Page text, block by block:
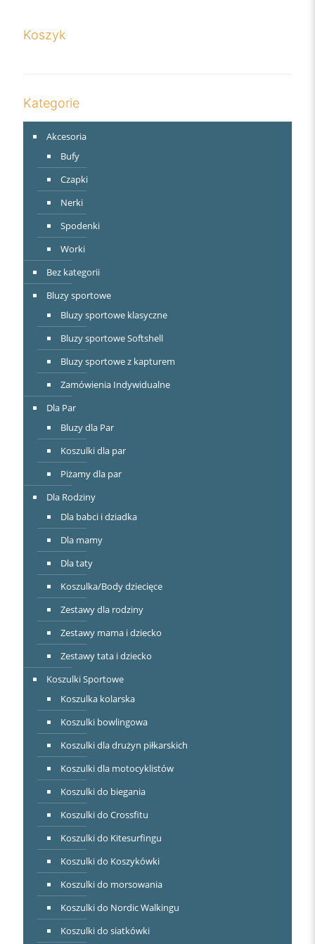
Koszyk
Kategorie
Akcesoria
Bufy
Czapki
Nerki
Spodenki
Worki
Bez kategorii
Bluzy sportowe
Bluzy sportowe klasyczne
Bluzy sportowe Softshell
Bluzy sportowe z kapturem
Zamówienia Indywidualne
Dla Par
Bluzy dla Par
Koszulki dla par
Piżamy dla par
Dla Rodziny
Dla babci i dziadka
Dla mamy
Dla taty
Koszulka/Body dziecięce
Zestawy dla rodziny
Zestawy mama i dziecko
Zestawy tata i dziecko
Koszulki Sportowe
Koszulka kolarska
Koszulki bowlingowa
Koszulki dla drużyn piłkarskich
Koszulki dla motocyklistów
Koszulki do biegania
Koszulki do Crossfitu
Koszulki do Kitesurfingu
Koszulki do Koszykówki
Koszulki do morsowania
Koszulki do Nordic Walkingu
Koszulki do siatkówki